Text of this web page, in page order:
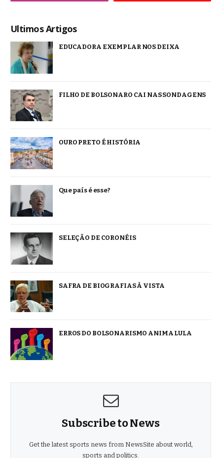
Ultimos Artigos
EDUCADORA EXEMPLAR NOS DEIXA
FILHO DE BOLSONARO CAI NAS SONDAGENS
OURO PRETO É HISTÓRIA
Que país é esse?
SELEÇÃO DE CORONÉIS
SAFRA DE BIOGRAFIAS À VISTA
ERROS DO BOLSONARISMO ANIMA LULA
Subscribe to News
Get the latest sports news from NewsSite about world,
sports and politics.